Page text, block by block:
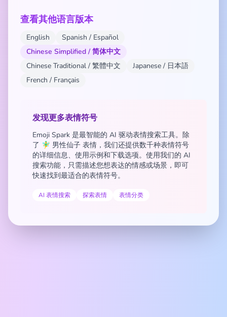
查看其他语言版本
English
Spanish / Español
Chinese Simplified / 简体中文
Chinese Traditional / 繁體中文
Japanese / 日本語
French / Français
发现更多表情符号
Emoji Spark 是最智能的 AI 驱动表情搜索工具。除
了 🧚‍♂️ 男性仙子 表情，我们还提供数千种表情符号
的详细信息、使用示例和下载选项。使用我们的 AI
搜索功能，只需描述您想表达的情感或场景，即可
快速找到最适合的表情符号。
AI 表情搜索 探索表情 表情分类